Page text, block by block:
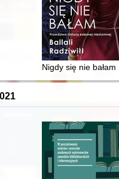
międzywojennym
karierze i małżeństwie
T. 1,Nigdy się nie